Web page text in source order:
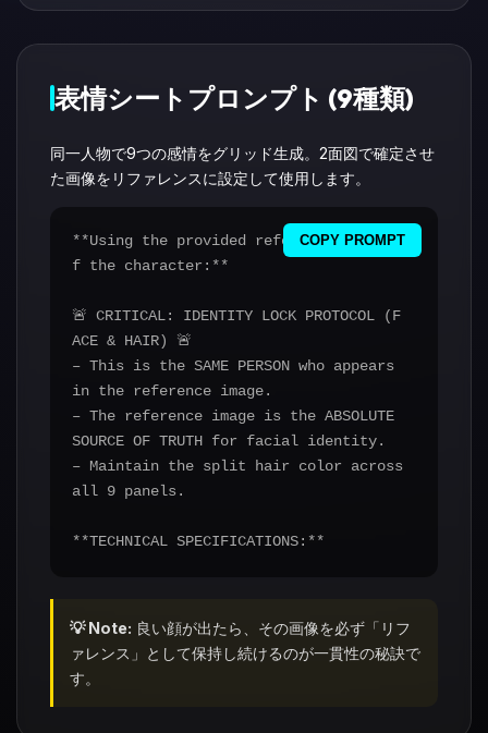
im, thin, and petite build.
AL):**
The color distribution is FIXED to her
– **Her PHYSICAL RIGHT HALF** is ALWAY
S [Pastel Pink].
[Light Blue].
– **Back View Mirroring**: In the Back
ompared to the Front
View.
**TECHNICAL SPECIFICATIONS:**
– Camera & Lens: Canon EOS R5, 50mm f/
1.8 lens
– Background: Digital Laboratory Inter
face
ion)
r reference sheet showing:
1. Front View (facing camera)
2. Back View (facing away from camera)
表情シートプロンプト (9種類)
同一人物で9つの感情をグリッド生成。2面図で確定させ
た画像をリファレンスに設定して使用します。
COPY PROMPT
**Using the provided reference image o
f the character:**
🚨 CRITICAL: IDENTITY LOCK PROTOCOL (F
ACE & HAIR) 🚨
– This is the SAME PERSON who appears
in the reference image.
– The reference image is the ABSOLUTE
SOURCE OF TRUTH for facial identity.
– Maintain the split hair color across
all 9 panels.
**TECHNICAL SPECIFICATIONS:**
– Quality: RAW photo format, natural s
kin texture
– Aspect Ratio: 2:3 (portrait orientat
ion)
💡 Note: 良い顔が出たら、その画像を必ず「リフ
ァレンス」として保持し続けるのが一貫性の秘訣で
す。